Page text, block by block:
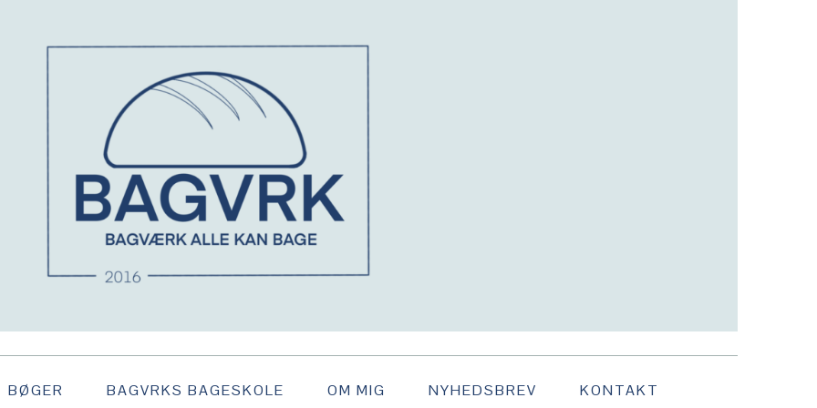
BØGER BAGVRKS BAGESKOLE OM MIG NYHEDSBREV KONTAKT